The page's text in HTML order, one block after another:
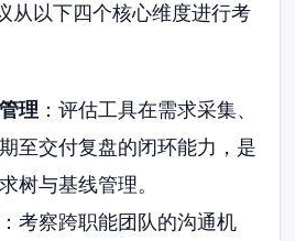
从以下四个核心维度进行考
理 ：评估工具在需求采集、
至交付复盘的闭环能力，是
树与基线管理。
考察跨职能团队的沟通机